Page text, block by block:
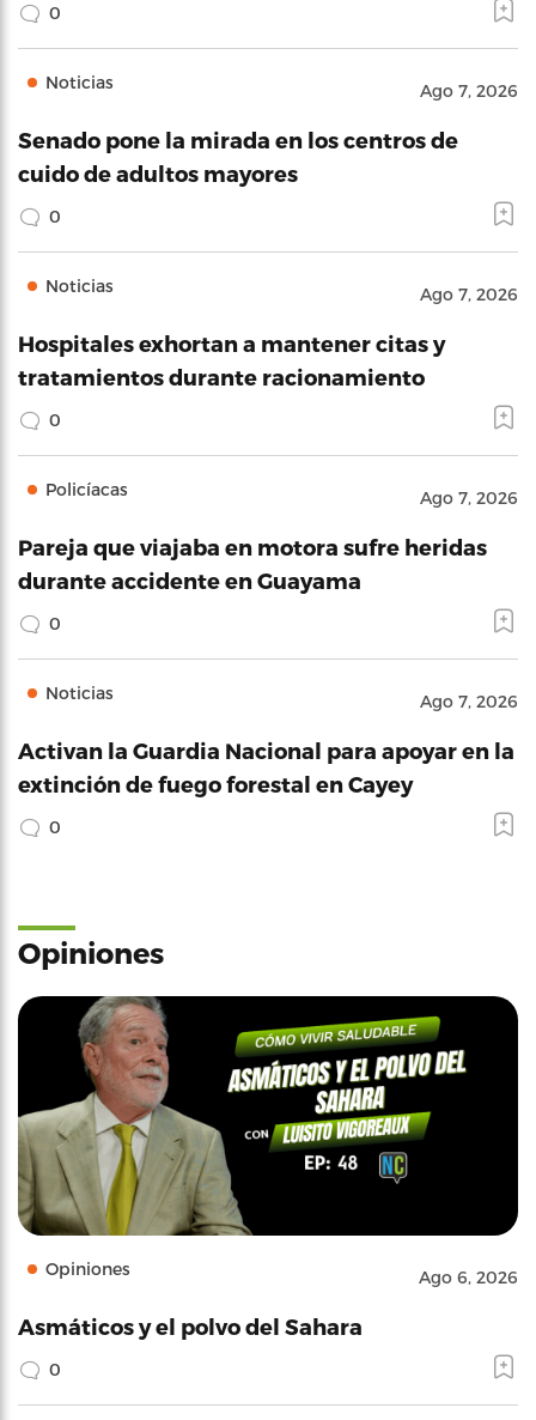
0
Noticias Ago 7, 2026
Senado pone la mirada en los centros de
cuido de adultos mayores
0
Noticias Ago 7, 2026
Hospitales exhortan a mantener citas y
tratamientos durante racionamiento
0
Policíacas Ago 7, 2026
Pareja que viajaba en motora sufre heridas
durante accidente en Guayama
0
Noticias Ago 7, 2026
Activan la Guardia Nacional para apoyar en la
extinción de fuego forestal en Cayey
0
Opiniones
Opiniones Ago 6, 2026
Asmáticos y el polvo del Sahara
0